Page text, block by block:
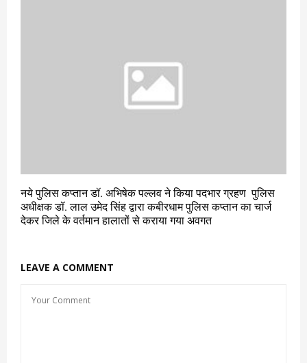
नये पुलिस कप्तान डॉ. अभिषेक पल्लव ने किया पदभार ग्रहण पुलिस
अधीक्षक डॉ. लाल उमेद सिंह द्वारा कबीरधाम पुलिस कप्तान का चार्ज
देकर जिले के वर्तमान हालातों से कराया गया अवगत
LEAVE A COMMENT